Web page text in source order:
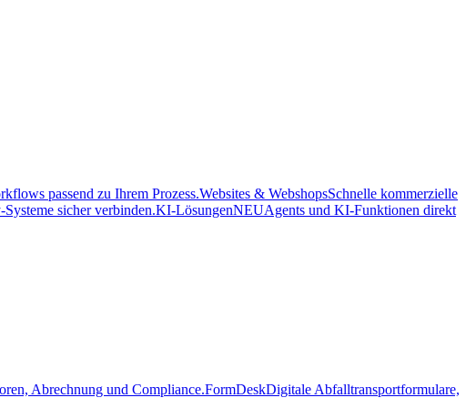
passend zu Ihrem Prozess.Websites & WebshopsSchnelle kommerzielle
sicher verbinden.KI-LösungenNEUAgents und KI-Funktionen direkt
Abrechnung und Compliance.FormDeskDigitale Abfalltransportformulare,